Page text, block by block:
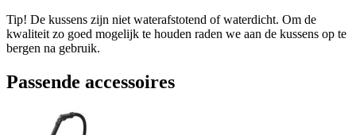
Tip! De kussens zijn niet waterafstotend of waterdicht. Om de
kwaliteit zo goed mogelijk te houden raden we aan de kussens op te
bergen na gebruik.
Passende accessoires